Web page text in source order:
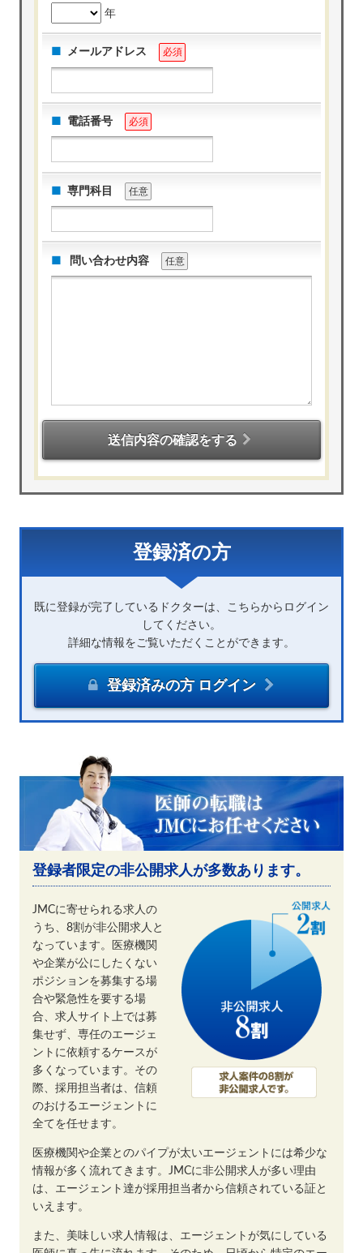
年
メールアドレス 必須
電話番号 必須
専門科目 任意
問い合わせ内容 任意
送信内容の確認をする
登録済の方
既に登録が完了しているドクターは、こちらからログイン
してください。
詳細な情報をご覧いただくことができます。
登録済みの方 ログイン
登録者限定の非公開求人が多数あります。
JMCに寄せられる求人の
うち、8割が非公開求人と
なっています。医療機関
や企業が公にしたくない
ポジションを募集する場
合や緊急性を要する場
合、求人サイト上では募
集せず、専任のエージェ
ントに依頼するケースが
多くなっています。その
際、採用担当者は、信頼
のおけるエージェントに
全てを任せます。
医療機関や企業とのパイプが太いエージェントには希少な
情報が多く流れてきます。JMCに非公開求人が多い理由
は、エージェント達が採用担当者から信頼されている証と
いえます。
また、美味しい求人情報は、エージェントが気にしている